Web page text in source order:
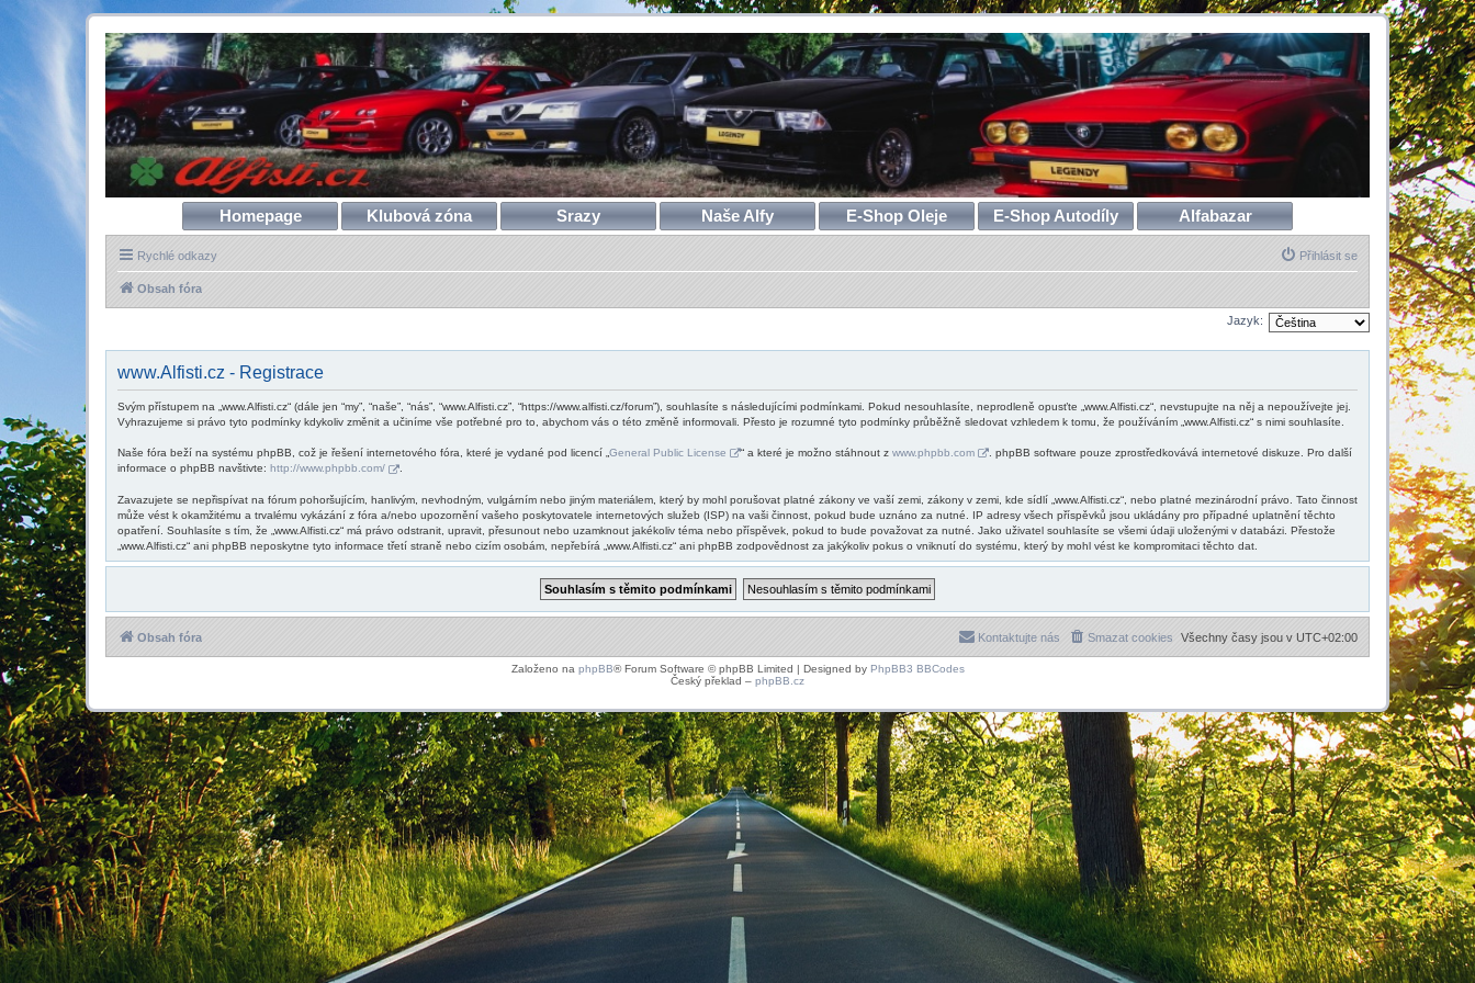
Homepage Klubová zóna Srazy Naše Alfy E-Shop Oleje E-Shop Autodíly Alfabazar
Rychlé odkazy Přihlásit se
Obsah fóra
Jazyk:
www.Alfisti.cz - Registrace
Svým přístupem na „www.Alfisti.cz“ (dále jen “my”, “naše”, “nás”, “www.Alfisti.cz”, “https://www.alfisti.cz/forum”), souhlasíte s následujícími podmínkami. Pokud nesouhlasíte, neprodleně opusťte „www.Alfisti.cz“, nevstupujte na něj a nepoužívejte jej.
Vyhrazujeme si právo tyto podmínky kdykoliv změnit a učiníme vše potřebné pro to, abychom vás o této změně informovali. Přesto je rozumné tyto podmínky průběžně sledovat vzhledem k tomu, že používáním „www.Alfisti.cz“ s nimi souhlasíte.
Naše fóra beží na systému phpBB, což je řešení internetového fóra, které je vydané pod licencí „ General Public License “ a které je možno stáhnout z www.phpbb.com
. phpBB software pouze zprostředkovává internetové diskuze. Pro další
informace o phpBB navštivte: http://www.phpbb.com/ .
Zavazujete se nepřispívat na fórum pohoršujícím, hanlivým, nevhodným, vulgárním nebo jiným materiálem, který by mohl porušovat platné zákony ve vaší zemi, zákony v zemi, kde sídlí „www.Alfisti.cz“, nebo platné mezinárodní právo. Tato činnost
může vést k okamžitému a trvalému vykázání z fóra a/nebo upozornění vašeho poskytovatele internetových služeb (ISP) na vaši činnost, pokud bude uznáno za nutné. IP adresy všech příspěvků jsou ukládány pro případné uplatnění těchto
opatření. Souhlasíte s tím, že „www.Alfisti.cz“ má právo odstranit, upravit, přesunout nebo uzamknout jakékoliv téma nebo příspěvek, pokud to bude považovat za nutné. Jako uživatel souhlasíte se všemi údaji uloženými v databázi. Přestože
„www.Alfisti.cz“ ani phpBB neposkytne tyto informace třetí straně nebo cizím osobám, nepřebírá „www.Alfisti.cz“ ani phpBB zodpovědnost za jakýkoliv pokus o vniknutí do systému, který by mohl vést ke kompromitaci těchto dat.
Obsah fóra Všechny časy jsou v UTC+02:00
Smazat cookies
Kontaktujte nás
Založeno na phpBB® Forum Software © phpBB Limited | Designed by PhpBB3 BBCodes
Český překlad – phpBB.cz